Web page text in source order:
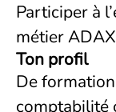
Participer à
métier ADAX
Ton profil
De
comptabilité